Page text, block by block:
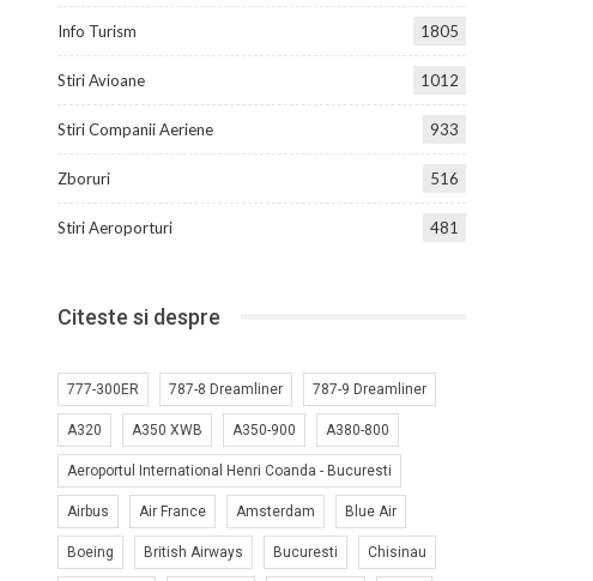
Info Turism 1805
Stiri Avioane 1012
Stiri Companii Aeriene 933
Zboruri 516
Stiri Aeroporturi 481
Citeste si despre
777-300ER 787-8 Dreamliner 787-9 Dreamliner
A320 A350 XWB A350-900 A380-800
Aeroportul International Henri Coanda - Bucuresti
Airbus Air France Amsterdam Blue Air
Boeing British Airways Bucuresti Chisinau